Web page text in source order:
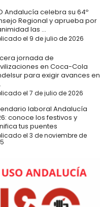
Andalucía celebra su 64º
Regional y aprueba por
las ...
el 9 de julio de 2026
jornada de
en Coca-Cola
para exigir avances en
el 7 de julio de 2026
laboral Andalucía
conoce los festivos y
tus puentes
el 3 de noviembre de